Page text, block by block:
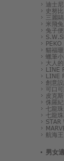
迪士尼
史努比
三麗鷗
米飛兔
兔子
PEKO
貓福珊
蠟筆
大人
LINE
LINE
創意
可口
皮克斯
侏羅
七龍
七龍
STAR
航海王
男女